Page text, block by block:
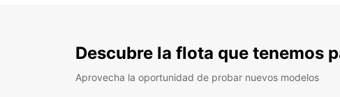
Descubre la flota que tenemos
Aprovecha la oportunidad de probar nuevos modelos